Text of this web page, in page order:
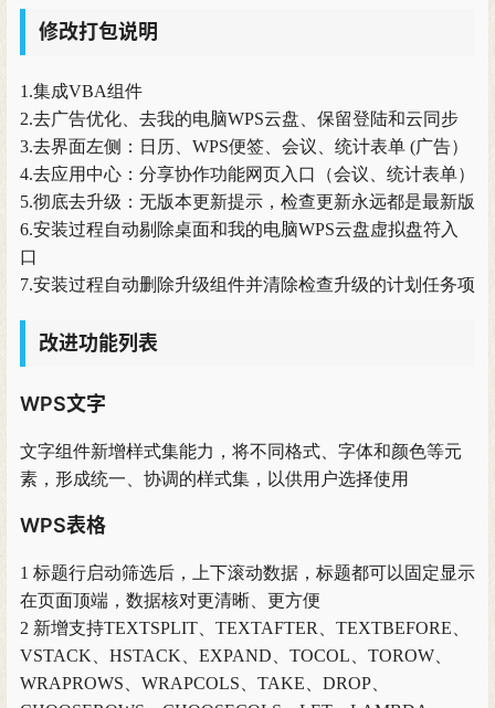
修改打包说明
1.集成VBA组件
2.去广告优化、去我的电脑WPS云盘、保留登陆和云同步
3.去界面左侧：日历、WPS便签、会议、统计表单 (广告）
4.去应用中心：分享协作功能网页入口（会议、统计表单）
5.彻底去升级：无版本更新提示，检查更新永远都是最新版
6.安装过程自动剔除桌面和我的电脑WPS云盘虚拟盘符入
口
7.安装过程自动删除升级组件并清除检查升级的计划任务项
改进功能列表
WPS文字
文字组件新增样式集能力，将不同格式、字体和颜色等元
素，形成统一、协调的样式集，以供用户选择使用
WPS表格
1 标题行启动筛选后，上下滚动数据，标题都可以固定显示
在页面顶端，数据核对更清晰、更方便
2 新增支持TEXTSPLIT、TEXTAFTER、TEXTBEFORE、
VSTACK、HSTACK、EXPAND、TOCOL、TOROW、
WRAPROWS、WRAPCOLS、TAKE、DROP、